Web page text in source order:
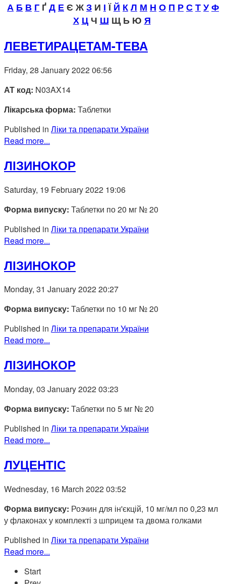
А Б В Г ҐД ЕЄ ЖЗ И ІЇЙ КЛ М Н О П РСТУФ
Х ЦЧ Ш Щ Ь Ю Я
ЛЕВЕТИРАЦЕТАМ-ТЕВА
Friday, 28 January 2022 06:56
АТ код: N03AX14
Лікарська форма: Таблетки
Published in Ліки та препарати України
Read more...
ЛІЗИНОКОР
Saturday, 19 February 2022 19:06
Форма випуску: Таблетки по 20 мг № 20
Published in Ліки та препарати України
Read more...
ЛІЗИНОКОР
Monday, 31 January 2022 20:27
Форма випуску: Таблетки по 10 мг № 20
Published in Ліки та препарати України
Read more...
ЛІЗИНОКОР
Monday, 03 January 2022 03:23
Форма випуску: Таблетки по 5 мг № 20
Published in Ліки та препарати України
Read more...
ЛУЦЕНТІС
Wednesday, 16 March 2022 03:52
Форма випуску: Розчин для ін'єкцій, 10 мг/мл по 0,23 мл
у флаконах у комплекті з шприцем та двома голками
Published in Ліки та препарати України
Read more...
Start